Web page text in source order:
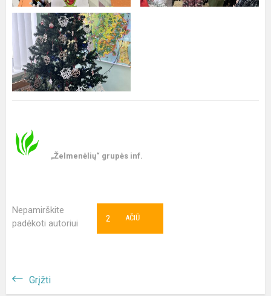
„Želmenėlių“ grupės inf.
Nepamirškite
padėkoti autoriui
AČIŪ
2
Grįžti